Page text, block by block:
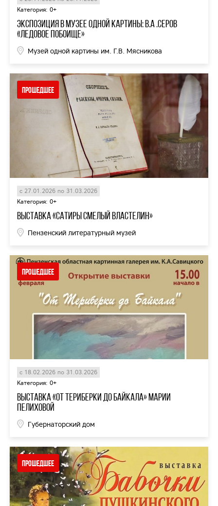
Категория: 0+
Экспозиция в Музее одной картины: В.А .Серов
«Ледовое побоище»
Музей одной картины им. Г.В. Мясникова
Прошедшее
с 27.01.2026 по 31.03.2026
Категория: 0+
Выставка «Сатиры смелый властелин»
Пензенский литературный музей
Прошедшее
с 18.02.2026 по 31.03.2026
Категория: 0+
Выставка «От Териберки до Байкала» Марии
Пелиховой
Губернаторский дом
Прошедшее